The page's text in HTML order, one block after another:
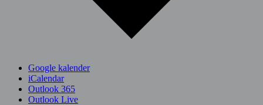
Google kalender
iCalendar
Outlook 365
Outlook Live